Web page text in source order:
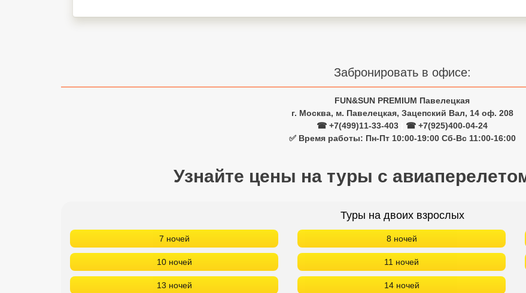
Забронировать в офисе:
FUN&SUN PREMIUM Павелецкая
г. Москва, м. Павелецкая, Зацепский Вал, 14 оф. 208
☎ +7(499)11-33-403
☎ +7(925)400-04-24
✅ Время работы: Пн-Пт 10:00-19:00 Сб-Вс 11:00-16:00
Узнайте цены на туры с
Туры на двоих взрослых
7 ночей 8 ночей
10 ночей 11 ночей
13 ночей 14 ночей
Сетевые отели Бали
Сетевые отели Сейшел